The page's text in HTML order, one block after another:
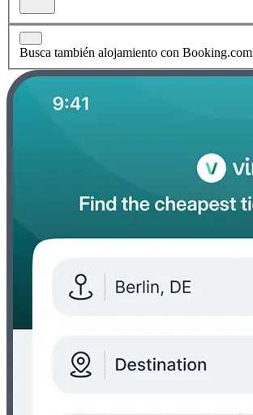
Busca también alojamiento con Booking.com